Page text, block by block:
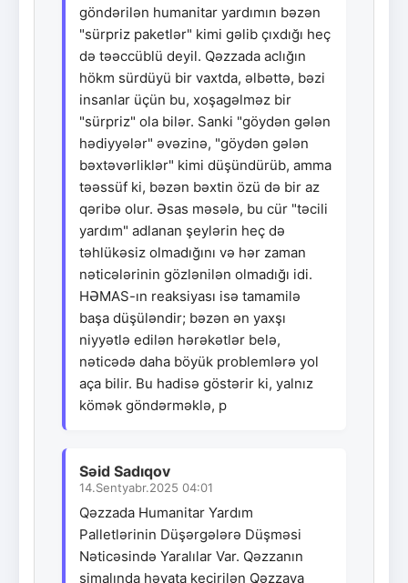
göndərilən humanitar yardımın bəzən
"sürpriz paketlər" kimi gəlib çıxdığı heç
də təəccüblü deyil. Qəzzada aclığın
hökm sürdüyü bir vaxtda, əlbəttə, bəzi
insanlar üçün bu, xoşagəlməz bir
"sürpriz" ola bilər. Sanki "göydən gələn
hədiyyələr" əvəzinə, "göydən gələn
bəxtəvərliklər" kimi düşündürüb, amma
təəssüf ki, bəzən bəxtin özü də bir az
qəribə olur. Əsas məsələ, bu cür "təcili
yardım" adlanan şeylərin heç də
təhlükəsiz olmadığını və hər zaman
nəticələrinin gözlənilən olmadığı idi.
HƏMAS-ın reaksiyası isə tamamilə
başa düşüləndir; bəzən ən yaxşı
niyyətlə edilən hərəkətlər belə,
nəticədə daha böyük problemlərə yol
aça bilir. Bu hadisə göstərir ki, yalnız
kömək göndərməklə, p
Səid Sadıqov
14.Sentyabr.2025 04:01
Qəzzada Humanitar Yardım
Palletlərinin Düşərgələrə Düşməsi
Nəticəsində Yaralılar Var. Qəzzanın
şimalında həyata keçirilən Qəzzaya